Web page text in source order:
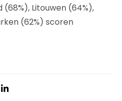
(68%), Litouwen (64%),
(62%) scoren